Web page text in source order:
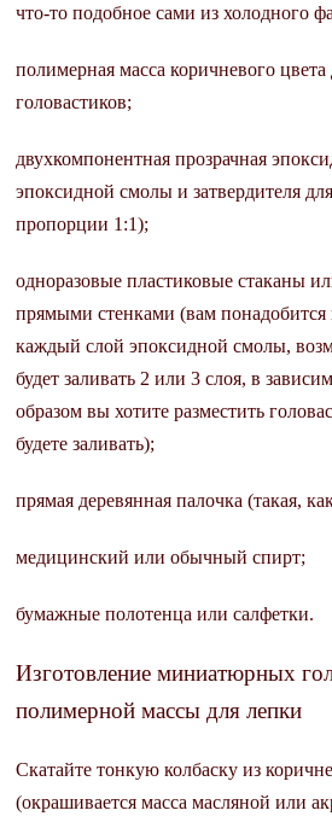
что-то подобное сами из холодного
полимерная масса коричневого цвета
головастиков;
двухкомпонентная прозрачная
эпоксидной смолы и затвердителя
пропорции 1:1);
одноразовые пластиковые стаканы
прямыми стенками (вам
каждый слой эпоксидной смолы,
будет заливать 2 или 3 слоя, в
образом вы хотите разместить
будете заливать);
прямая деревянная палочка (такая,
медицинский или обычный спирт;
бумажные полотенца или салфетки.
Изготовление миниатюрных
полимерной массы для лепки
Скатайте тонкую колбаску из
(окрашивается масса масляной или